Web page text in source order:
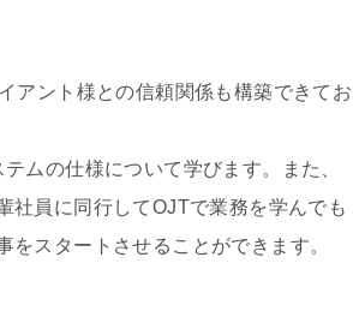
アント様との信頼関係も構築できてお
ムの仕様について学びます。また、
社員に同行してOJTで業務を学んでも
スタートさせることができます。